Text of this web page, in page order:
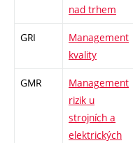
nad trhem
GRI
Management
kvality
GMR
Management
rizik u
strojních a
elektrických